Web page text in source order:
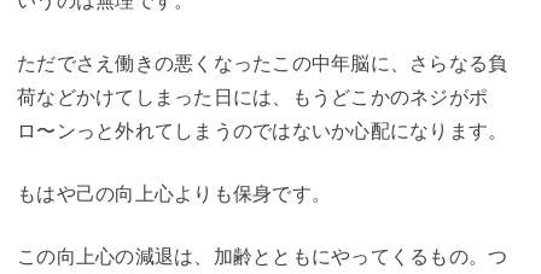
ただでさえ働きの悪くなったこの中年脳に、さらなる負
荷などかけてしまった日には、もうどこかのネジがポ
ロ〜ンっと外れてしまうのではないか心配になります。
もはや己の向上心よりも保身です。
この向上心の減退は、加齢とともにやってくるもの。つ